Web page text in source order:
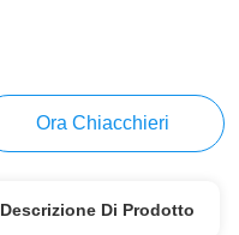
Ora Chiacchieri
Descrizione Di Prodotto